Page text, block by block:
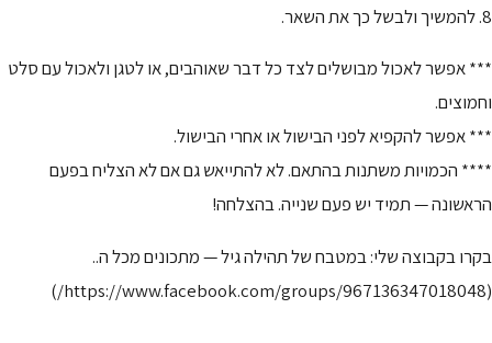
8. להמשיך ולבשל כך את השאר.
*** אפשר לאכול מבושלים לצד כל דבר שאוהבים, או לטגן ולאכול עם סלט
וחמוצים.
*** אפשר להקפיא לפני הבישול או אחרי הבישול.
**** הכמויות משתנות בהתאם. לא להתייאש גם אם לא הצליח בפעם
הראשונה — תמיד יש פעם שנייה. בהצלחה!
בקרו בקבוצה שלי: במטבח של תהילה גיל — מתכונים מכל ה..
(https://www.facebook.com/groups/967136347018048/)